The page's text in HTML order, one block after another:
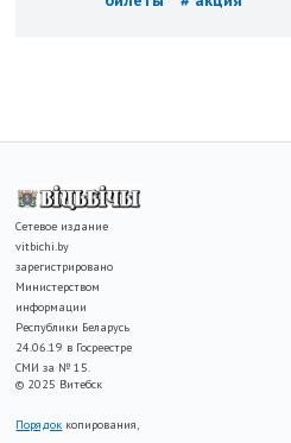
Сетевое издание
vitbichi.by
зарегистрировано
Министерством
информации
Республики Беларусь
24.06.19 в Госреестре
СМИ за № 15.
© 2025 Витебск
Порядок копирования,